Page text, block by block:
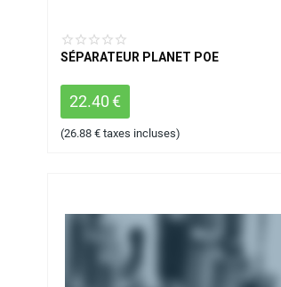
SÉPARATEUR PLANET POE
22.40€
(26.88 € taxes incluses)